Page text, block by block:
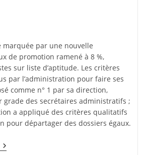
marquée par une nouvelle
de promotion ramené à 8 %,
sur liste d’aptitude. Les critères
par l’administration pour faire ses
comme n° 1 par sa direction,
des secrétaires administratifs ;
a appliqué des critères qualitatifs
pour départager des dossiers égaux.